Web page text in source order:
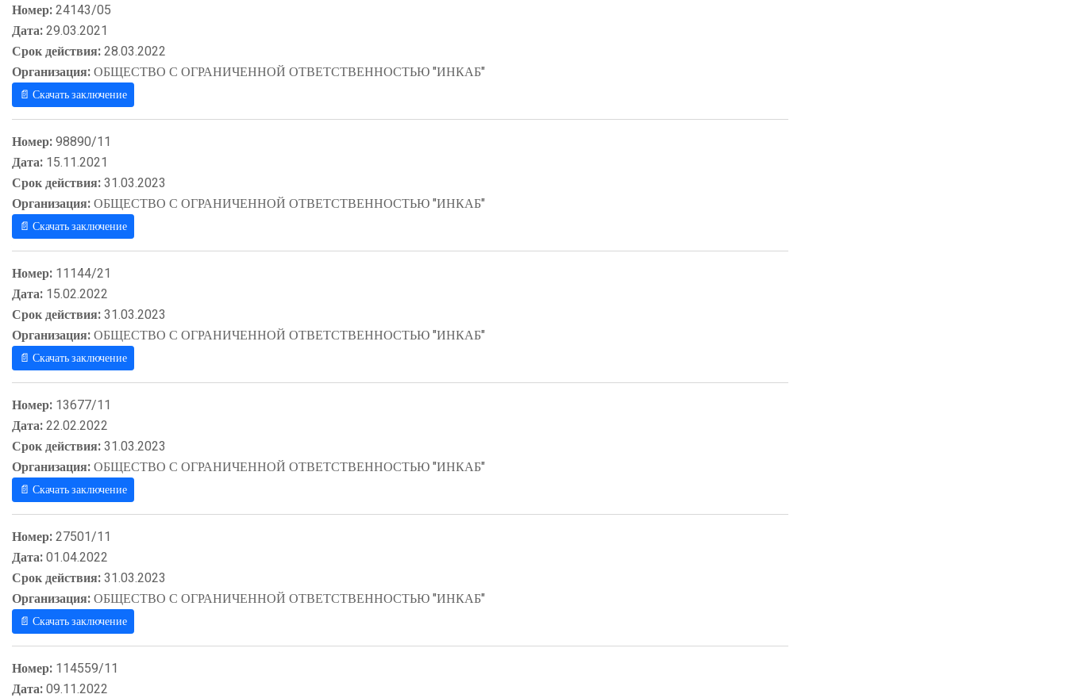
Номер:24143/05
Дата:29.03.2021
Срок действия:28.03.2022
Организация:ОБЩЕСТВО С ОГРАНИЧЕННОЙ ОТВЕТСТВЕННОСТЬЮ "ИНКАБ"
📄 Скачать заключение
Номер:98890/11
Дата: 15.11.2021
Срок действия:31.03.2023
Организация:ОБЩЕСТВО С ОГРАНИЧЕННОЙ ОТВЕТСТВЕННОСТЬЮ "ИНКАБ"
📄 Скачать заключение
Номер: 11144/21
Дата: 15.02.2022
Срок действия:31.03.2023
Организация:ОБЩЕСТВО С ОГРАНИЧЕННОЙ ОТВЕТСТВЕННОСТЬЮ "ИНКАБ"
📄 Скачать заключение
Номер: 13677/11
Дата:22.02.2022
Срок действия:31.03.2023
Организация:ОБЩЕСТВО С ОГРАНИЧЕННОЙ ОТВЕТСТВЕННОСТЬЮ "ИНКАБ"
📄 Скачать заключение
Номер:27501/11
Дата:01.04.2022
Срок действия:31.03.2023
Организация:ОБЩЕСТВО С ОГРАНИЧЕННОЙ ОТВЕТСТВЕННОСТЬЮ "ИНКАБ"
📄 Скачать заключение
Номер: 114559/11
Дата:09.11.2022